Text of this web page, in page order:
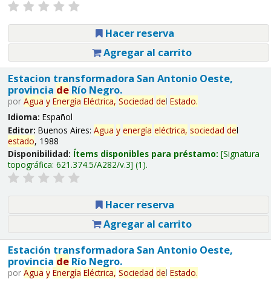
Hacer reserva
Agregar al carrito
Estacion transformadora San Antonio Oeste,
provincia deRío Negro.
por Agua y Energía Eléctrica, Sociedad del Estado.
Idioma: Español
Editor: Buenos Aires: Agua y energía eléctrica, sociedad del
estado, 1988
Disponibilidad: Ítems disponibles para préstamo: Signatura
topográfica: 621.374.5/A282/v.3 (1).
Hacer reserva
Agregar al carrito
Estación transformadora San Antonio Oeste,
provincia deRío Negro.
por Agua y Energía Eléctrica, Sociedad del Estado.